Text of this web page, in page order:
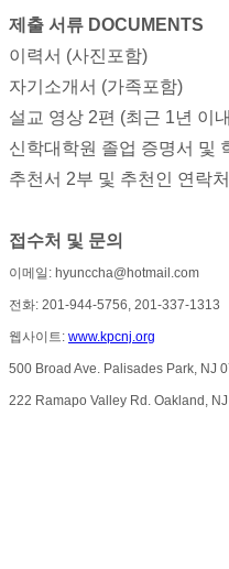
트
무
료
만
남
어
시
리
스
후
기
평
발
기
제출 서류 DOCUMENTS
이력서 (사진포함)
자기소개서 (가족포함)
설교 영상 2편 (최근 1년 이
신학대학원 졸업 증명서 및
추천서 2부 및 추천인 연락처
접수처 및 문의
이메일: hyunccha@hotmail.com
전화: 201-944-5756, 201-337-1313
웹사이트: www.kpcnj.org
500 Broad Ave. Palisades Park, NJ
222 Ramapo Valley Rd. Oakland,